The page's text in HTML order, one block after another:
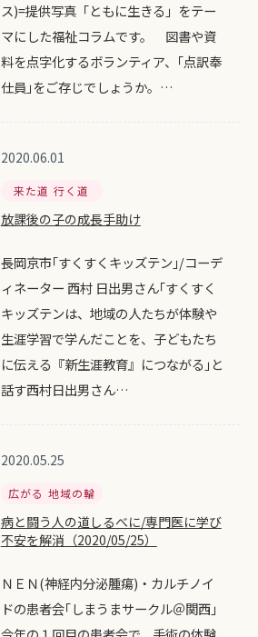
ス)=提供写真「ともに生きる」をテー
マにした福祉コラムです。 図書や資
料を点字化するボランティア、｢点訳奉
仕員｣をご存じでしょうか。…
2020.06.01
来た道 行く道
放課後の子の成長手助け
長岡京市｢すくすくキッズテン｣/コーデ
ィネーター 西村 日出男さん｢すくすく
キッズテンは、地域の人たちが体験や
生涯学習で学んだことを、子どもたち
に伝える『新生涯教育』につながる｣と
話す西村日出男さん…
2020.05.25
広がる 地域の輪
病と闘う人の道しるべに/専門医に学び
不安を解消（2020/05/25）
ＮＥＮ(神経内分泌腫瘍)・カルチノイ
ドの患者会｢しまうまサークル＠関西｣